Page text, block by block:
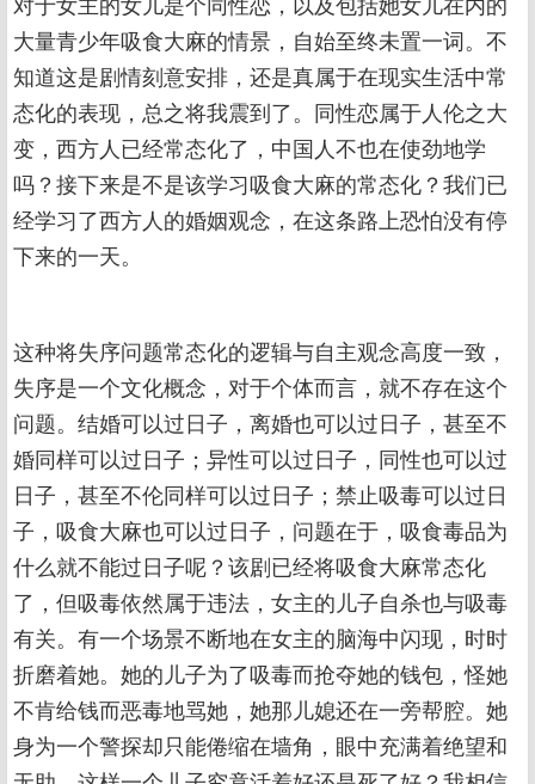
对于女主的女儿是个同性恋，以及包括她女儿在内的
大量青少年吸食大麻的情景，自始至终未置一词。不
知道这是剧情刻意安排，还是真属于在现实生活中常
态化的表现，总之将我震到了。同性恋属于人伦之大
变，西方人已经常态化了，中国人不也在使劲地学
吗？接下来是不是该学习吸食大麻的常态化？我们已
经学习了西方人的婚姻观念，在这条路上恐怕没有停
下来的一天。
这种将失序问题常态化的逻辑与自主观念高度一致，
失序是一个文化概念，对于个体而言，就不存在这个
问题。结婚可以过日子，离婚也可以过日子，甚至不
婚同样可以过日子；异性可以过日子，同性也可以过
日子，甚至不伦同样可以过日子；禁止吸毒可以过日
子，吸食大麻也可以过日子，问题在于，吸食毒品为
什么就不能过日子呢？该剧已经将吸食大麻常态化
了，但吸毒依然属于违法，女主的儿子自杀也与吸毒
有关。有一个场景不断地在女主的脑海中闪现，时时
折磨着她。她的儿子为了吸毒而抢夺她的钱包，怪她
不肯给钱而恶毒地骂她，她那儿媳还在一旁帮腔。她
身为一个警探却只能倦缩在墙角，眼中充满着绝望和